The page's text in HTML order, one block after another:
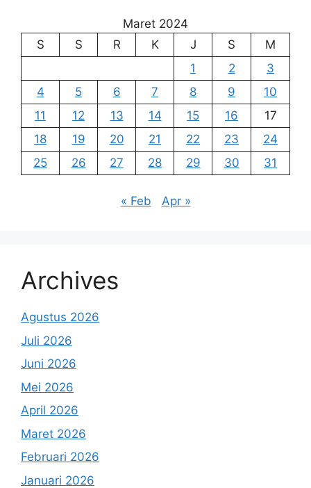
Maret 2024
S
S R K J S
M
1
2
3
4
5 6 7 8 9
10
11
12 13 14 15 16
17
18
19 20 21 22 23
24
25
26 27 28 29 30 31
« Feb Apr »
Archives
Agustus 2026
Juli 2026
Juni 2026
Mei 2026
April 2026
Maret 2026
Februari 2026
Januari 2026